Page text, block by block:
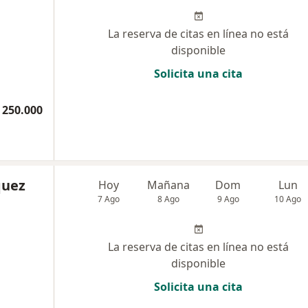
La reserva de citas en línea no está
disponible
Solicita una cita
Hoy
7 Ago
Mañana
8 Ago
Dom
9 Ago
Lun
10 Ago
La reserva de citas en línea no está
disponible
Solicita una cita